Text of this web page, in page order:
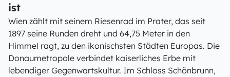
ist
Wien zählt mit seinem Riesenrad im Prater, das seit
1897 seine Runden dreht und 64,75 Meter in den
Himmel ragt, zu den ikonischsten Städten Europas. Die
Donaumetropole verbindet kaiserliches Erbe mit
lebendiger Gegenwartskultur. Im Schloss Schönbrunn,